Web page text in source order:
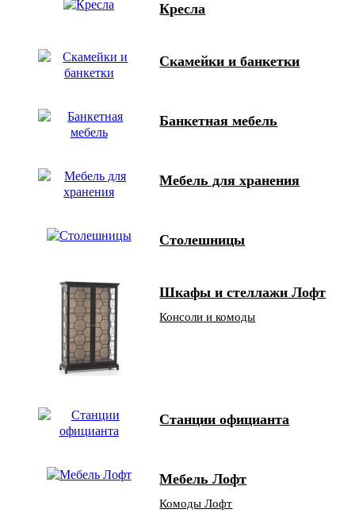
Кресла
Скамейки и банкетки
Банкетная мебель
Мебель для хранения
Столешницы
Шкафы и стеллажи Лофт
Консоли и комоды
Станции официанта
Мебель Лофт
Комоды Лофт